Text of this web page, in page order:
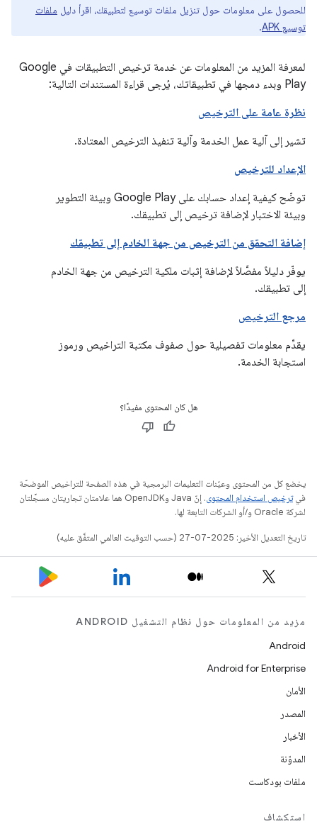
للحصول على معلومات حول تنزيل ملفات توسيع لتطبيقك، اقرأ دليل ملفات
توسيع APK
.
لمعرفة المزيد من المعلومات عن خدمة ترخيص التطبيقات في Google
Play وبدء دمجها في تطبيقاتك، يُرجى قراءة المستندات التالية:
نظرة عامة على الترخيص
تشير إلى آلية عمل الخدمة وآلية تنفيذ الترخيص المعتادة.
الإعداد للترخيص
توضّح كيفية إعداد حسابك على Google Play وبيئة التطوير
وبيئة الاختبار لإضافة ترخيص إلى تطبيقك.
إضافة التحقق من الترخيص من جهة الخادم إلى تطبيقك
يوفّر دليلاً مفصَّلاً لإضافة إثبات ملكية الترخيص من جهة الخادم
إلى تطبيقك.
مرجع الترخيص
يقدِّم معلومات تفصيلية حول صفوف مكتبة التراخيص ورموز
استجابة الخدمة.
هل كان المحتوى مفيدًا؟
يخضع كل من المحتوى وعيّنات التعليمات البرمجية في هذه الصفحة للتراخيص الموضحّة
فيترخيص استخدام المحتوى
. إنّ Java وOpenJDK هما علامتان تجاريتان مسجَّلتان
لشركة Oracle و/أو الشركات التابعة لها.
تاريخ التعديل الأخير: 2025-07-27 (حسب التوقيت العالمي المتفَّق عليه)
مزيد من المعلومات حول نظام التشغيل ANDROID
Android
Android for Enterprise
الأمان
المصدر
الأخبار
المدوّنة
ملفات بودكاست
استكشاف